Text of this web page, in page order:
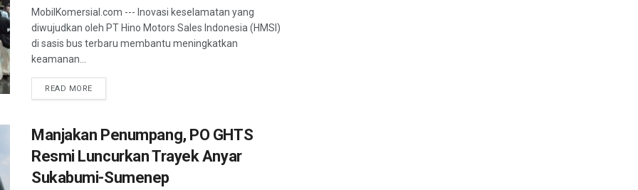
MobilKomersial.com --- Inovasi keselamatan yang
diwujudkan oleh PT Hino Motors Sales Indonesia (HMSI)
di sasis bus terbaru membantu meningkatkan
keamanan...
READ MORE
Manjakan Penumpang, PO GHTS
Resmi Luncurkan Trayek Anyar
Sukabumi-Sumenep